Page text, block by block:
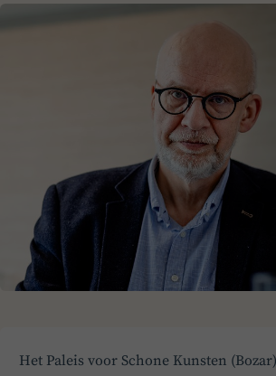
Het Paleis voor Schone Kunsten